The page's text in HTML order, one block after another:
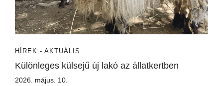
HÍREK - AKTUÁLIS
Különleges külsejű új lakó az állatkertben
2026. május. 10.